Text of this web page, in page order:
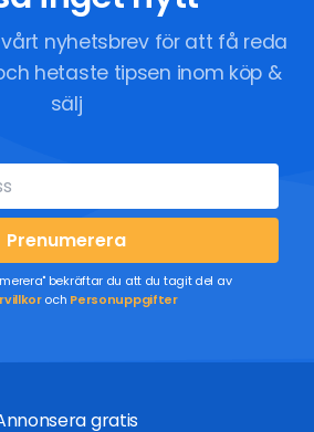
nyhetsbrev för att få reda
hetaste tipsen inom köp &
sälj
Prenumerera
bekräftar du att du tagit del av
och Personuppgifter
gratis